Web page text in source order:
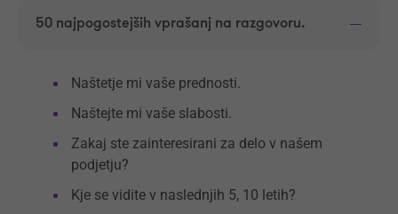
50 najpogostejših vprašanj na razgovoru.
Naštetje mi vaše prednosti.
Naštejte mi vaše slabosti.
Zakaj ste zainteresirani za delo v našem
podjetju?
Kje se vidite v naslednjih 5, 10 letih?